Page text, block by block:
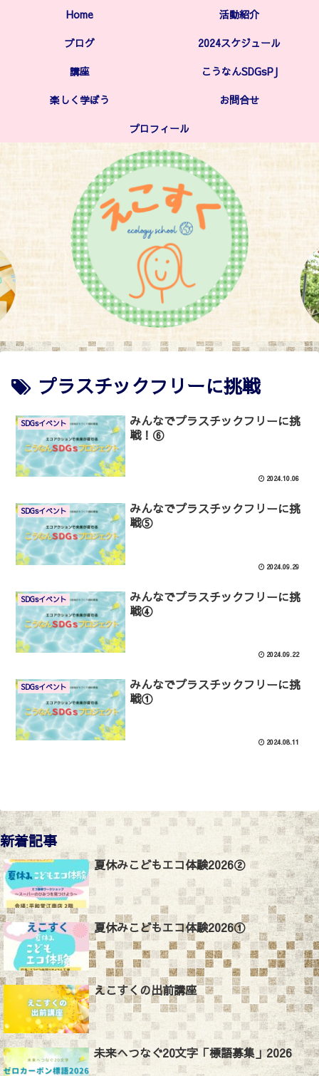
Home
活動紹介
ブログ
2024スケジュール
講座
こうなんSDGsPJ
楽しく学ぼう
お問合せ
プロフィール
プラスチックフリーに挑戦
SDGsイベント
みんなでプラスチックフリーに挑
戦！⑥
2024.10.06
SDGsイベント
みんなでプラスチックフリーに挑
戦⑤
2024.09.29
SDGsイベント
みんなでプラスチックフリーに挑
戦④
2024.09.22
SDGsイベント
みんなでプラスチックフリーに挑
戦①
2024.08.11
新着記事
夏休みこどもエコ体験2026②
夏休みこどもエコ体験2026①
えこすくの出前講座
未来へつなぐ20文字「標語募集」2026